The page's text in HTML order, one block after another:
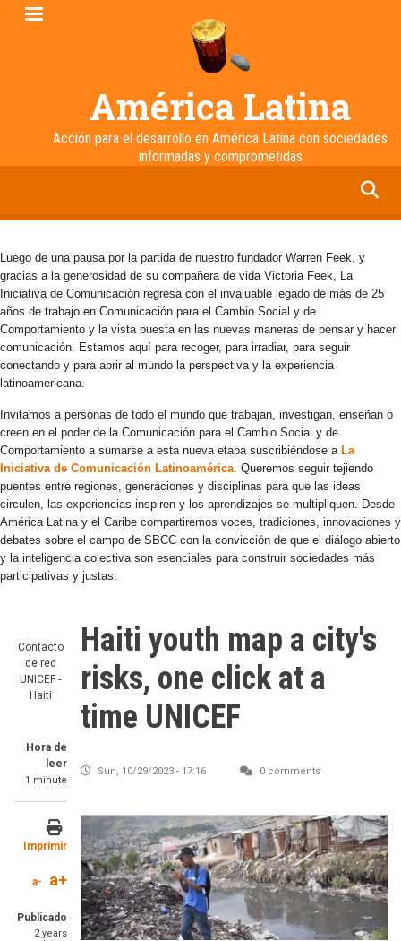
Pasar
América Latina
Acción para el desarrollo en América Latina con sociedades
informadas y comprometidas
Luego de una pausa por la partida de nuestro fundador Warren Feek, y
gracias a la generosidad de su compañera de vida Victoria Feek, La
Iniciativa de Comunicación regresa con el invaluable legado de más de 25
años de trabajo en Comunicación para el Cambio Social y de
Comportamiento y la vista puesta en las nuevas maneras de pensar y hacer
comunicación. Estamos aquí para recoger, para irradiar, para seguir
conectando y para abrir al mundo la perspectiva y la experiencia
latinoamericana.
Invitamos a personas de todo el mundo que trabajan, investigan, enseñan o
creen en el poder de la Comunicación para el Cambio Social y de
Comportamiento a sumarse a esta nueva etapa suscribiéndose a La
Iniciativa de Comunicación Latinoamérica. Queremos seguir tejiendo
puentes entre regiones, generaciones y disciplinas para que las ideas
circulen, las experiencias inspiren y los aprendizajes se multipliquen. Desde
América Latina y el Caribe compartiremos voces, tradiciones, innovaciones y
debates sobre el campo de SBCC con la convicción de que el diálogo abierto
y la inteligencia colectiva son esenciales para construir sociedades más
participativas y justas.
Contacto
de red
UNICEF -
Haiti
Hora de
leer
1 minute
Imprimir
a- a+
Publicado
2 years
Haiti youth map a city's
risks, one click at a
time UNICEF
Sun, 10/29/2023 - 17:16 0 comments
Image